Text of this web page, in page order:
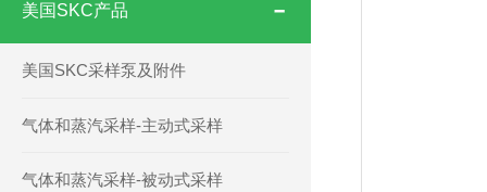
美国SKC产品
美国SKC采样泵及附件
气体和蒸汽采样-主动式采样
气体和蒸汽采样-被动式采样